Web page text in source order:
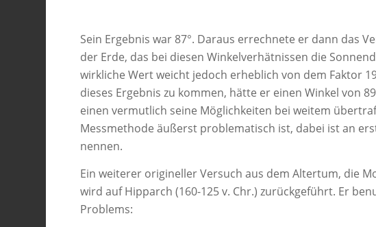
Sein Ergebnis war 87°. Daraus errechnete er dann das
der Erde, das bei diesen Winkelverhätnissen die
wirkliche Wert weicht jedoch erheblich von dem Faktor
dieses Ergebnis zu kommen, hätte er einen Winkel von
einen vermutlich seine Möglichkeiten bei weitem
Messmethode äußerst problematisch ist, dabei ist an
nennen.
Ein weiterer origineller Versuch aus dem Altertum, die
wird auf Hipparch (160-125 v. Chr.) zurückgeführt. Er
Problems: